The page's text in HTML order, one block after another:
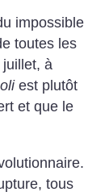
impossible
toutes les
à
est plutôt
et que le
tous